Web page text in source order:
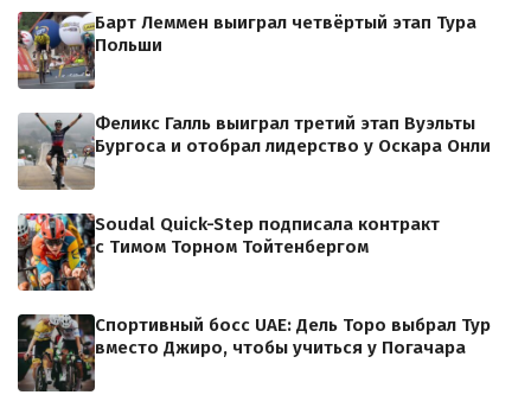
Барт Леммен выиграл четвёртый этап Тура
Польши
Феликс Галль выиграл третий этап Вуэльты
Бургоса и отобрал лидерство у Оскара Онли
Soudal Quick-Step подписала контракт
с Тимом Торном Тойтенбергом
Спортивный босс UAE: Дель Торо выбрал Тур
вместо Джиро, чтобы учиться у Погачара